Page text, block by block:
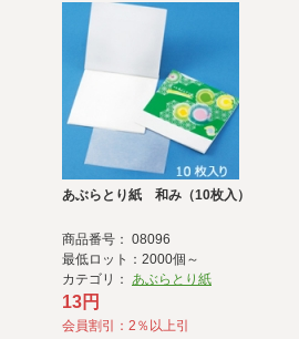
あぶらとり紙 和み（10枚入）
商品番号： 08096
最低ロット：2000個～
カテゴリ： あぶらとり紙
13円
会員割引：2％以上引